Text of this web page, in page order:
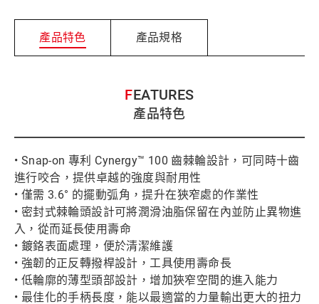
產品特色 產品規格
FEATURES
產品特色
• Snap-on 專利 Cynergy™ 100 齒棘輪設計，可同時十齒
進行咬合，提供卓越的強度與耐用性
• 僅需 3.6° 的擺動弧角，提升在狹窄處的作業性
• 密封式棘輪頭設計可將潤滑油脂保留在內並防止異物進
入，從而延長使用壽命
• 鍍鉻表面處理，便於清潔維護
• 強韌的正反轉撥桿設計，工具使用壽命長
• 低輪廓的薄型頭部設計，增加狹窄空間的進入能力
• 最佳化的手柄長度，能以最適當的力量輸出更大的扭力